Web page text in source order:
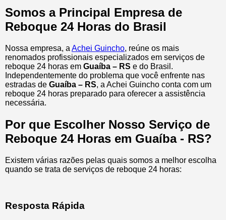
Somos a Principal Empresa de
Reboque 24 Horas do Brasil
Nossa empresa, a Achei Guincho, reúne os mais
renomados profissionais especializados em serviços de
reboque 24 horas em Guaíba – RS e do Brasil .
Independentemente do problema que você enfrente nas
estradas de Guaíba – RS, a Achei Guincho conta com um
reboque 24 horas preparado para oferecer a assistência
necessária.
Por que Escolher Nosso Serviço de
Reboque 24 Horas em Guaíba - RS?
Existem várias razões pelas quais somos a melhor escolha
quando se trata de serviços de reboque 24 horas:
Resposta Rápida